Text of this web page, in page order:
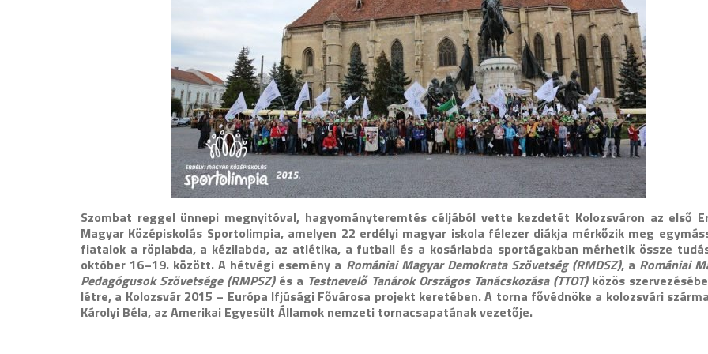
Szombat reggel ünnepi megnyitóval, hagyományteremtés céljából vette kezdetét Kolozsváron az első
Magyar Középiskolás Sportolimpia, amelyen 22 erdélyi magyar iskola félezer diákja mérkőzik meg
fiatalok a röplabda, a kézilabda, az atlétika, a futball és a kosárlabda sportágakban mérhetik össze
október 16–19. között. A hétvégi esemény a Romániai Magyar Demokrata Szövetség (RMDSZ), a Romániai
Pedagógusok Szövetsége (RMPSZ)és a Testnevelő Tanárok Országos Tanácskozása (TTOT)közös
létre, a Kolozsvár 2015 – Európa Ifjúsági Fővárosa projekt keretében. A torna fővédnöke a kolozsvári
Károlyi Béla, az Amerikai Egyesült Államok nemzeti tornacsapatának vezetője.